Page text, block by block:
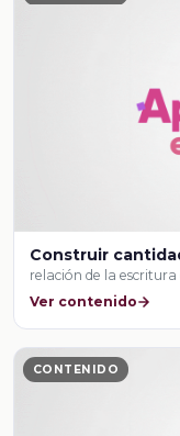
Construir
relación de la escritura
Ver contenido
CONTENIDO